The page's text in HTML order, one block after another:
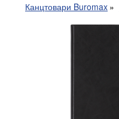
Канцтовари Buromax